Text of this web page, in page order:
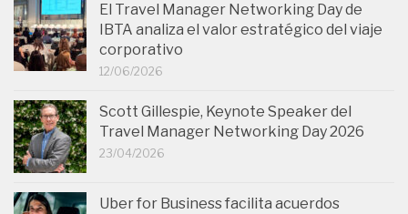
El Travel Manager Networking Day de
IBTA analiza el valor estratégico del viaje
corporativo
12/06/2026
Scott Gillespie, Keynote Speaker del
Travel Manager Networking Day 2026
23/04/2026
Uber for Business facilita acuerdos